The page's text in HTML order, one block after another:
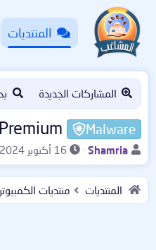
المنتديات
المشاركات الجديدة
Malware
ب
ا
د
ئ
ا
Shamria
ت
ا
ر
ي
خ
16 أكتوبر 2024
المنتديات منتديات